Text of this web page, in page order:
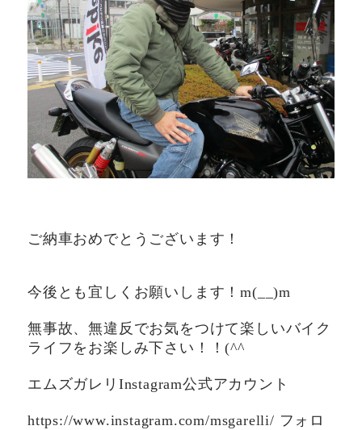
ご納車おめでとうございます！
今後とも宜しくお願いします！m(__)m
無事故、無違反でお気をつけて楽しいバイク
ライフをお楽しみ下さい！！(^^ゞ
エムズガレリInstagram公式アカウント
https://www.instagram.com/msgarelli/ フォロ